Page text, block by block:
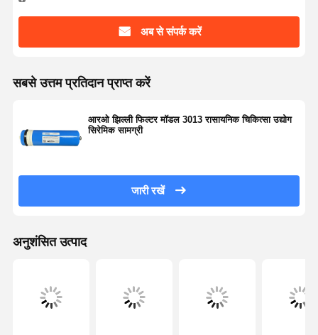
प्रयोगशाला अल्ट्राप्योर जल प्रणाली
Ultrapure जल शोधन प्रणाली
अतिशुद्ध जल उपकरण
अल्ट्रा प्योर आरओ वाटर सिस्टम
विआयनीकृत जल मशीन
जल शुद्धिकरण प्रणाली के सहायक उपकरण
अब से संपर्क करें
सबसे उत्तम प्रतिदान प्राप्त करें
आरओ झिल्ली फिल्टर मॉडल 3013 रासायनिक चिकित्सा उद्योग
सिरेमिक सामग्री
जारी रखें
अनुशंसित उत्पाद